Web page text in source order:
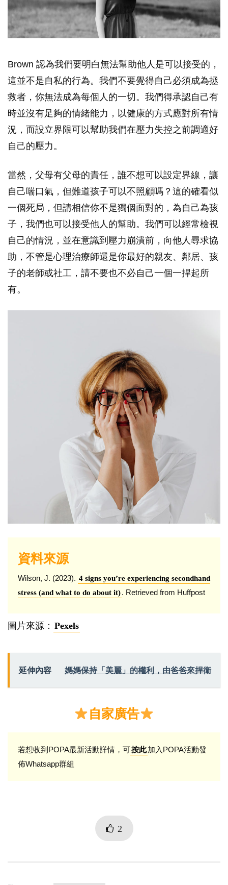
Brown 認為我們要明白無法幫助他人是可以接受的，
這並不是自私的行為。我們不要覺得自己必須成為拯
救者，你無法成為每個人的一切。我們得承認自己有
時並沒有足夠的情緒能力，以健康的方式應對所有情
況，而設立界限可以幫助我們在壓力失控之前調適好
自己的壓力。
當然，父母有父母的責任，誰不想可以設定界線，讓
自己喘口氣，但難道孩子可以不照顧嗎？這的確看似
一個死局，但請相信你不是獨個面對的，為自己為孩
子，我們也可以接受他人的幫助。我們可以經常檢視
自己的情況，並在意識到壓力崩潰前，向他人尋求協
助，不管是心理治療師還是你最好的親友、鄰居、孩
子的老師或社工，請不要也不必自己一個一捍起所
有。
資料來源
Wilson, J. (2023). 4 signs you’re experiencing secondhand
stress (and what to do about it). Retrieved from Huffpost
圖片來源： Pexels
延伸內容 媽媽保持「美麗」的權利，由爸爸來捍衛
自家廣告
若想收到POPA最新活動詳情，可按此加入POPA活動發
佈Whatsapp群組
2